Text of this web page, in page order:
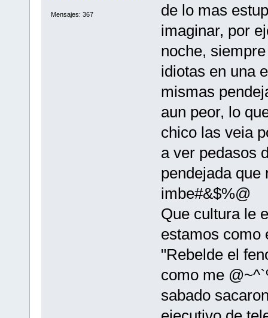
Mensajes: 367
de lo mas
imaginar, por
noche,
idiotas en una
mismas
aun peor, lo
chico las veia
a ver pedasos
pendejada que
imbe#&$%@
Que cultura le
estamos como
"Rebelde el
como me
sabado